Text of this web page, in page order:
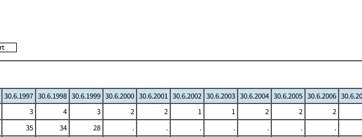
30.6.1997 30.6.1998 30.6.1999 30.6.2000 30.6.2001 30.6.2002 30.6.2003 30.6.2004 30.6.2005 30.6.2006
3 4 3 2 2 1 1 2 2
2
35 34 28 . . . . . .
.